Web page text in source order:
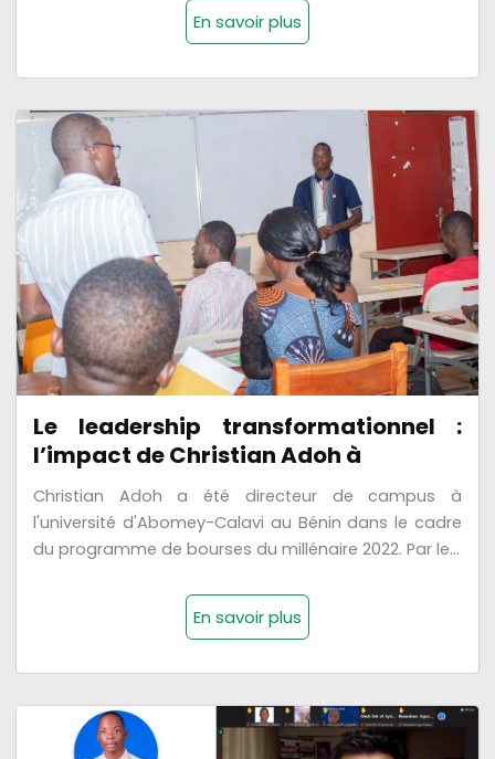
En savoir plus
Le leadership transformationnel :
l’impact de Christian Adoh à
Christian Adoh a été directeur de campus à
l'université d'Abomey-Calavi au Bénin dans le cadre
du programme de bourses du millénaire 2022. Par le...
En savoir plus